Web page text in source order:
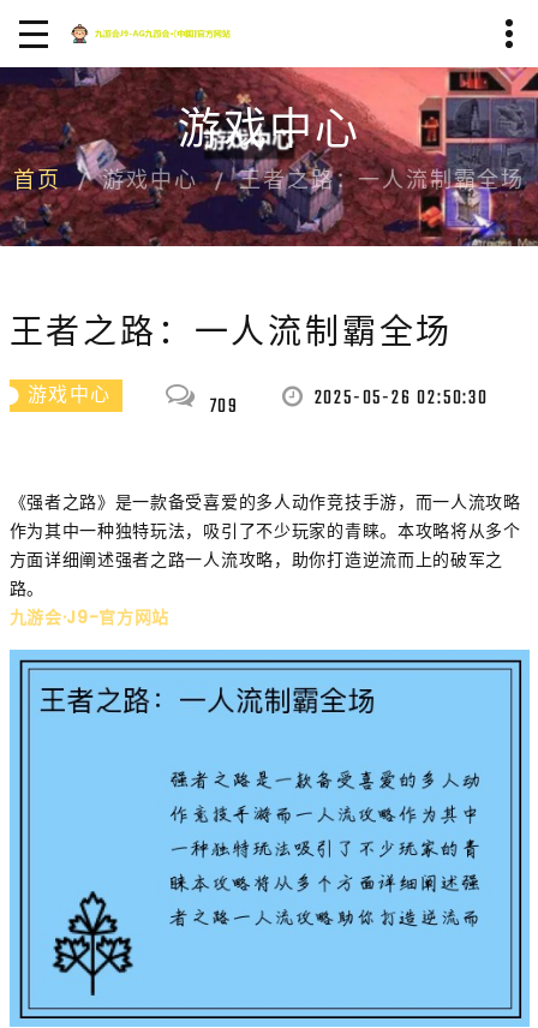
游戏中心
首页 游戏中心 王者之路：一人流制霸全场
王者之路：一人流制霸全场
游戏中心 709 2025-05-26 02:50:30
《强者之路》是一款备受喜爱的多人动作竞技手游，而一人流攻略
作为其中一种独特玩法，吸引了不少玩家的青睐。本攻略将从多个
方面详细阐述强者之路一人流攻略，助你打造逆流而上的破军之
路。
九游会·J9-官方网站